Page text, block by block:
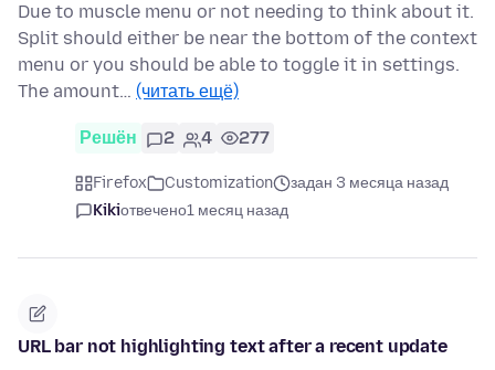
Due to muscle menu or not needing to think about it.
Split should either be near the bottom of the context
menu or you should be able to toggle it in settings.
The amount… (читать ещё)
Решён 2 4 277
Firefox Customization
задан 3 месяца назад
Kikiотвечено1 месяц назад
URL bar not highlighting text after a recent update